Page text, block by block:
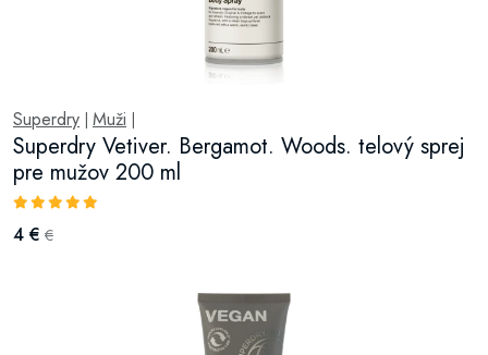
Superdry Muži
Superdry Vetiver. Bergamot. Woods. telový sprej
pre mužov 200 ml
4 € €